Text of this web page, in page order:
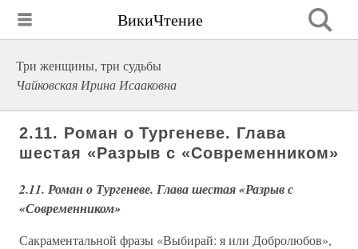
ВикиЧтение
Три женщины, три судьбы
Чайковская Ирина Исааковна
2.11. Роман о Тургеневе. Глава
шестая «Разрыв с «Современником»
2.11. Роман о Тургеневе. Глава шестая «Разрыв с
«Современником»
Сакраментальной фразы «Выбирай: я или Добролюбов»,